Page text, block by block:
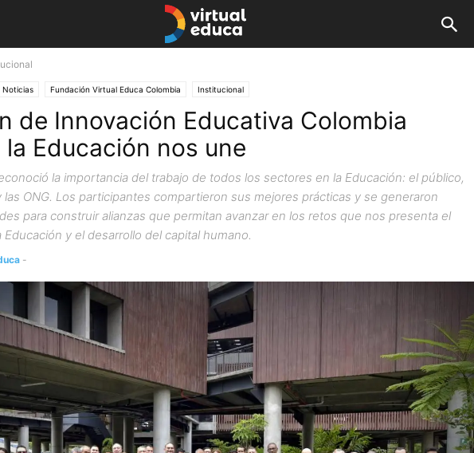
Noticias Fundación Virtual Educa Colombia Institucional
de Innovación Educativa Colombia
la Educación nos une
la importancia del trabajo de todos los sectores en la Educación: el público,
las ONG. Los participantes compartieron sus mejores prácticas y se generaron
para construir alianzas que permitan avanzar en los retos que nos presenta el
Educación y el desarrollo del capital humano.
-